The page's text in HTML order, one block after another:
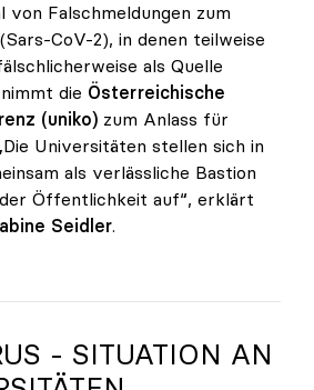
von Falschmeldungen zum
CoV-2), in denen teilweise
als Quelle
die Österreichische
(uniko) zum Anlass für
Universitäten stellen sich in
als verlässliche Bastion
Öffentlichkeit auf“, erklärt
Seidler.
„Universitäten als Bastion
- SITUATION AN